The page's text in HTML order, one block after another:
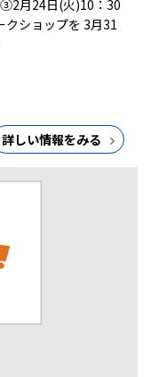
月24日(火)10：30
ショップを 3月31
詳しい情報をみる